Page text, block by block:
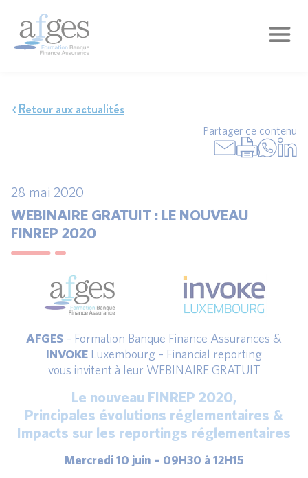
Retour aux actualités
Partager ce contenu
28 mai 2020
WEBINAIRE GRATUIT : LE NOUVEAU
FINREP 2020
AFGES – Formation Banque Finance Assurances &
INVOKE Luxembourg – Financial reporting
vous invitent à leur WEBINAIRE GRATUIT
Le nouveau FINREP 2020,
Principales évolutions réglementaires &
Impacts sur les reportings réglementaires
Mercredi 10 juin – 09H30 à 12H15